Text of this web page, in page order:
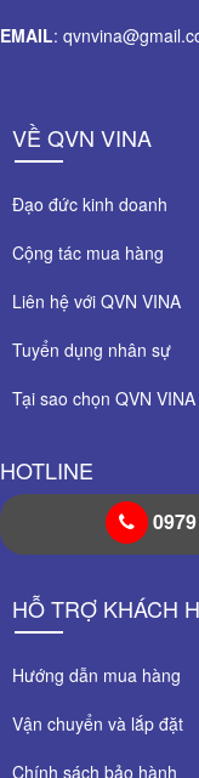
EMAIL:
VỀ QVN VINA
Đạo đức kinh doanh
Cộng tác mua hàng
Liên hệ với QVN VINA
Tuyển dụng nhân sự
Tại sao chọn QVN VINA
HOTLINE
HỖ TRỢ KHÁCH
Hướng dẫn mua hàng
Vận chuyển và lắp đặt
Chính sách bảo hành